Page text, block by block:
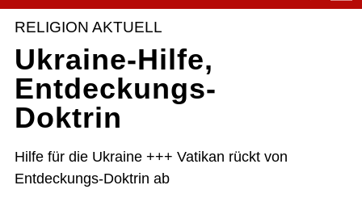
RELIGION AKTUELL
Ukraine-Hilfe,
Entdeckungs-
Doktrin
Hilfe für die Ukraine +++ Vatikan rückt von
Entdeckungs-Doktrin ab